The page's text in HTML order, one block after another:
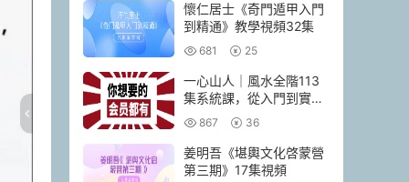
懷仁居士《奇門遁甲入門
到精通》教學視頻32集
681 25
一心山人｜風水全階113
集系統課，從入門到實戰
一套學完
867 36
姜明吾《堪輿文化啓蒙營
第三期》17集視頻